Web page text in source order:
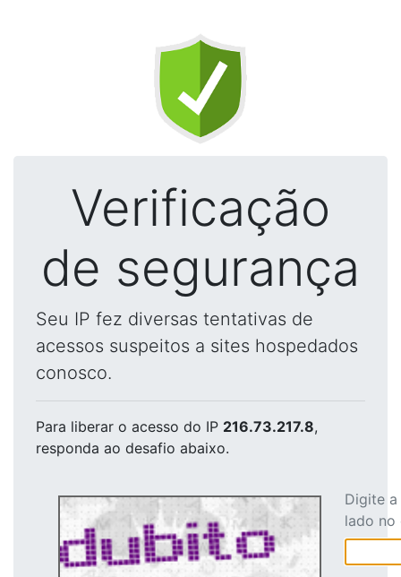
Verificação
de segurança
Seu IP fez diversas tentativas de
acessos suspeitos a sites hospedados
conosco.
Para liberar o acesso do IP 216.73.217.8,
responda ao desafio abaixo.
Digite
lado no